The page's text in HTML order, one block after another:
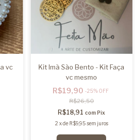
vc
Kit Imã São Bento - Kit Faça
vc mesmo
R$19,90 -25% OFF
R$26,50
R$18,91com Pix
2 xde R$9,95 sem juros